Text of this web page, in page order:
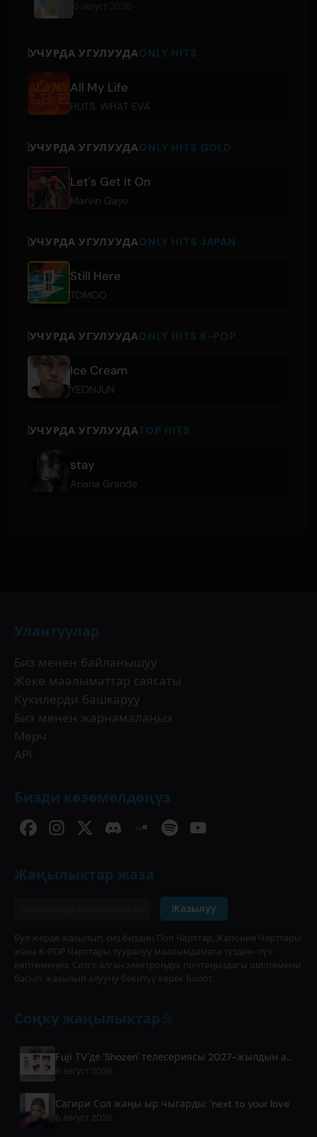
УЧУРДА УГУЛУУДАONLY HITS
All My Life
HUTS WHAT EVA
УЧУРДА УГУЛУУДАONLY HITS GOLD
Let's Get It On
Marvin Gaye
УЧУРДА УГУЛУУДАONLY HITS JAPAN
Still Here
TOMOO
УЧУРДА УГУЛУУДАONLY HITS K-POP
Ice Cream
YEONJUN
УЧУРДА УГУЛУУДАTOP HITS
stay
Ariana Grande
Улантуулар
Биз менен байланышуу
Жеке маалыматтар саясаты
Кукилерди башкаруу
Биз менен жарнамалаңыз
Мерч
API
Бизди көзөмөлдөңүз
Жаңылыктар жаза
Жазылуу
Бул жерде жазылып, сиз биздин Поп Чарттар, Жапония Чарттары
жана K-POP Чарттары тууралуу маалымдамага түздөн-түз
көптөмеңиз. Сизге алган электрондук почтаңыздагы шилтемени
басып, жазылып алууну бекитүү керек болот.
Соңку жаңылыктар
Fuji TV'де 'Shozen' телесериясы 2027-жылдын апрель айында чыгат
6 август 2026
Сагири Сол жаңы ыр чыгарды: 'next to your love'
6 август 2026